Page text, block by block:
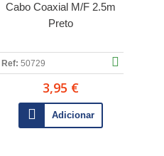
Cabo Coaxial M/F 2.5m
Preto
Ref: 50729
3,95 €
Adicionar